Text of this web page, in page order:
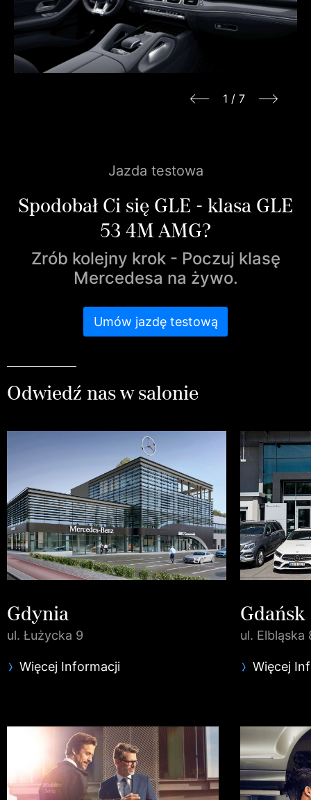
1 / 7
Jazda testowa
Spodobał Ci się GLE - klasa GLE
53 4M AMG?
Zrób kolejny krok - Poczuj klasę
Mercedesa na żywo.
Umów jazdę testową
Odwiedź nas w salonie
Gdynia
ul. Łużycka 9
Więcej Informacji
Gdańsk
ul. Elbląska
Więcej